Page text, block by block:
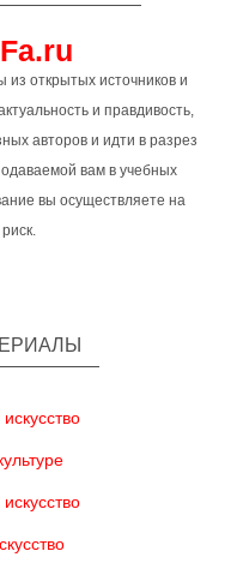
открытых источников и
и правдивость,
авторов и идти в разрез
вам в учебных
вы осуществляете на